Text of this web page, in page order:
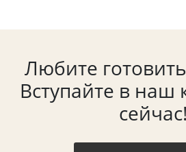
Любите
Вступайте в наш
сейчас!